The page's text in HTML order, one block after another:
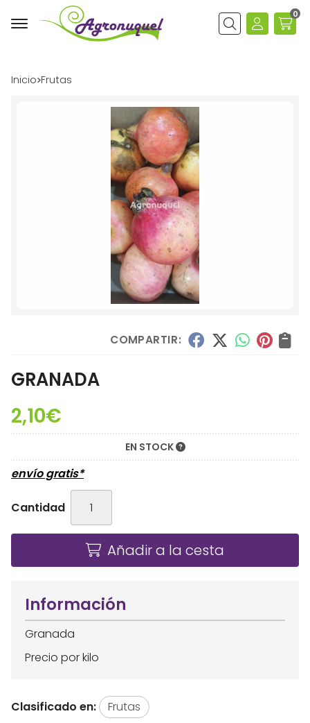
Buscar
0
Inicio frutas
COMPARTIR:
GRANADA
2,10€
EN STOCK
envío gratis*
Cantidad
Añadir a la cesta
Información
Granada
Precio por kilo
Clasificado en: Frutas